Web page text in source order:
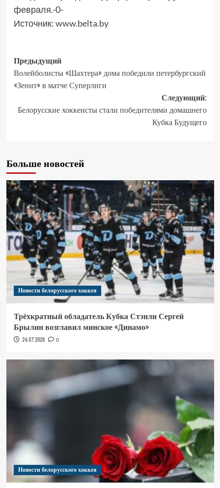
февраля.-0-
Источник:www.belta.by
Предыдущий
Волейболисты «Шахтера» дома победили петербургский
«Зенит» в матче Суперлиги
Следующий:
Белорусские хоккеисты стали победителями домашнего
Кубка Будущего
Больше новостей
Новости белорусского хоккея
Трёхкратный обладатель Кубка Стэнли Сергей
Брылин возглавил минское «Динамо»
24.07.2026 0
Новости белорусского хоккея